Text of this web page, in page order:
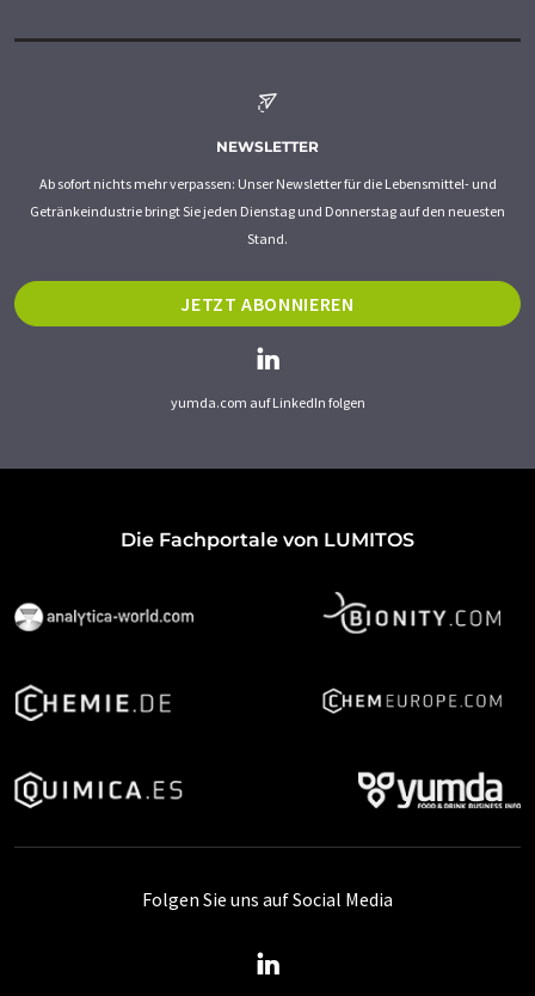
NEWSLETTER
Ab sofort nichts mehr verpassen: Unser Newsletter für die Lebensmittel- und
Getränkeindustrie bringt Sie jeden Dienstag und Donnerstag auf den neuesten
Stand.
JETZT ABONNIEREN
yumda.com auf LinkedIn folgen
Die Fachportale von LUMITOS
Folgen Sie uns auf Social Media